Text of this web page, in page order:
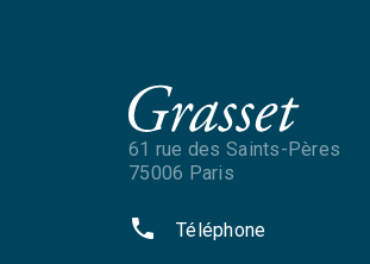
61 rue des Saints-Pères
75006 Paris
phone Téléphone